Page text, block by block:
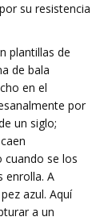
su resistencia
plantillas de
de bala
en el
por
un siglo;
cuando se los
enrolla. A
azul. Aquí
a un